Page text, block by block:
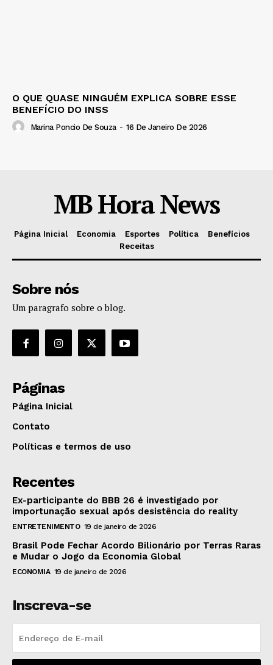
O QUE QUASE NINGUÉM EXPLICA SOBRE ESSE
BENEFÍCIO DO INSS
Marina Poncio De Souza - 16 De Janeiro De 2026
MB Hora News
Página Inicial Economia Esportes Política
Benefícios
Receitas
Sobre nós
Um paragrafo sobre o blog.
Páginas
Página Inicial
Contato
Políticas e termos de uso
Recentes
Ex-participante do BBB 26 é investigado por
importunação sexual após desistência do reality
ENTRETENIMENTO 19 de janeiro de 2026
Brasil Pode Fechar Acordo Bilionário por Terras Raras
e Mudar o Jogo da Economia Global
ECONOMIA 19 de janeiro de 2026
Inscreva-se